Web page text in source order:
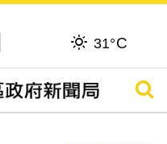
31°C
搜尋